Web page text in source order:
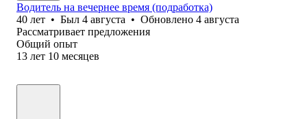
Водитель на вечернее время (подработка)
40 лет • Был 4 августа • Обновлено 4 августа
Рассматривает предложения
Общий опыт
13 лет 10 месяцев